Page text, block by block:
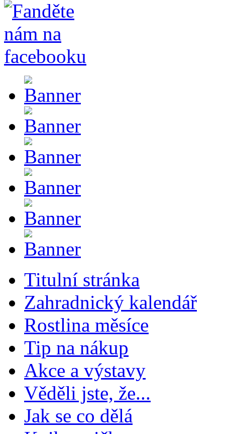
Titulní stránka
Zahradnický kalendář
Rostlina měsíce
Tip na nákup
Akce a výstavy
Věděli jste, že...
Jak se co dělá